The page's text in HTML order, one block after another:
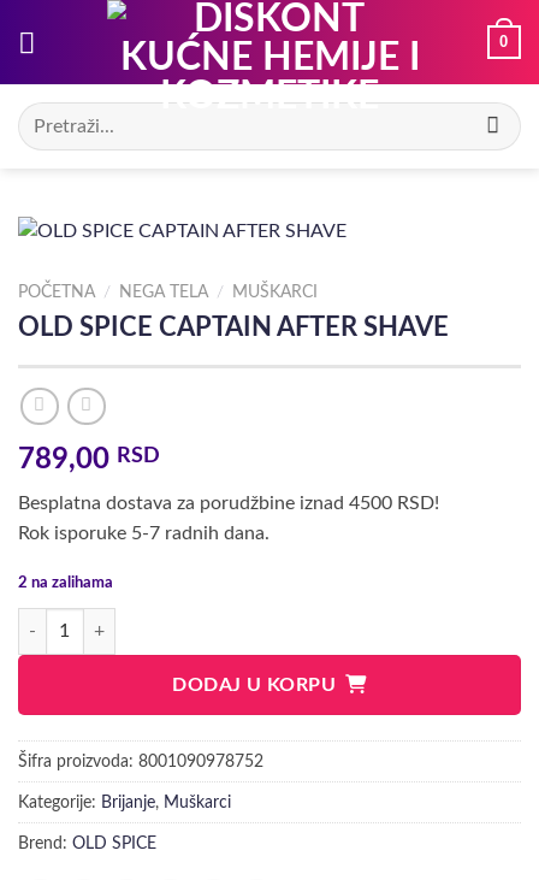
0
Pretraga
za:
POČETNA / NEGA TELA / MUŠKARCI
OLD SPICE CAPTAIN AFTER SHAVE
789,00 RSD
Besplatna dostava za porudžbine iznad 4500 RSD!
Rok isporuke 5-7 radnih dana.
2 na zalihama
OLD SPICE CAPTAIN AFTER SHAVE količina
DODAJ U KORPU
Šifra proizvoda: 8001090978752
Kategorije: Brijanje, Muškarci
Brend: OLD SPICE